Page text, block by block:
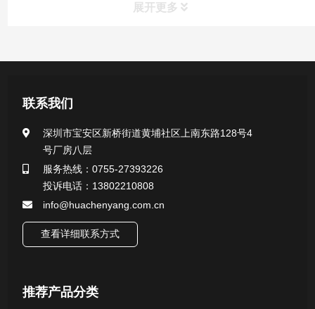
展开更多
产品中心
医用无菌采样拭子系列
一次性使用采样器系列
微生物样本保存液（通用运输传媒介质）系列
核酸（DNA&RNA）样本采集与保存套装系列
唾液样本采集装置系列
联系我们
深圳市宝安区新桥街道黄埔社区上南东路128号4
号厂房八层
服务热线：0755-27393226
投诉电话：13802210808
info@huachenyang.com.cn
查看详细联系方式
推荐产品分类